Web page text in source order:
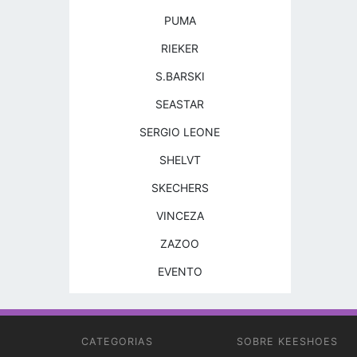
PUMA
RIEKER
S.BARSKI
SEASTAR
SERGIO LEONE
SHELVT
SKECHERS
VINCEZA
ZAZOO
EVENTO
CATEGORIAS SOBRE KEESHOES